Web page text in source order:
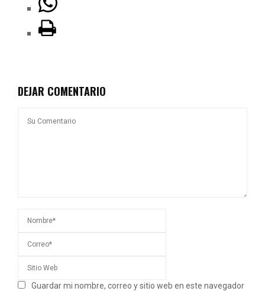
DEJAR COMENTARIO
Guardar mi nombre, correo y sitio web en este navegador